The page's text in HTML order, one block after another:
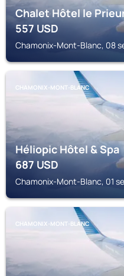
Chalet Hôtel le
557USD
Chamonix-Mont-Blanc, 08
CHAMONIX-MONT-BLANC
Héliopic Hôtel & Spa
687USD
Chamonix-Mont-Blanc, 01
CHAMONIX-MONT-BLANC